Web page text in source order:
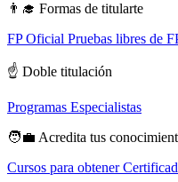
👨‍🎓 Formas de titularte
FP Oficial Pruebas libres de
☝️ Doble titulación
Programas Especialistas
🧑‍💼 Acredita tus
Cursos para obtener